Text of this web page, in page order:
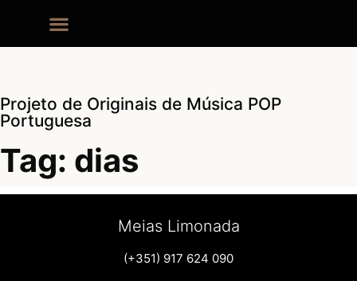
Projeto de Originais de Música POP
Portuguesa
Tag: dias
Meias Limonada
(+351) 917 624 090